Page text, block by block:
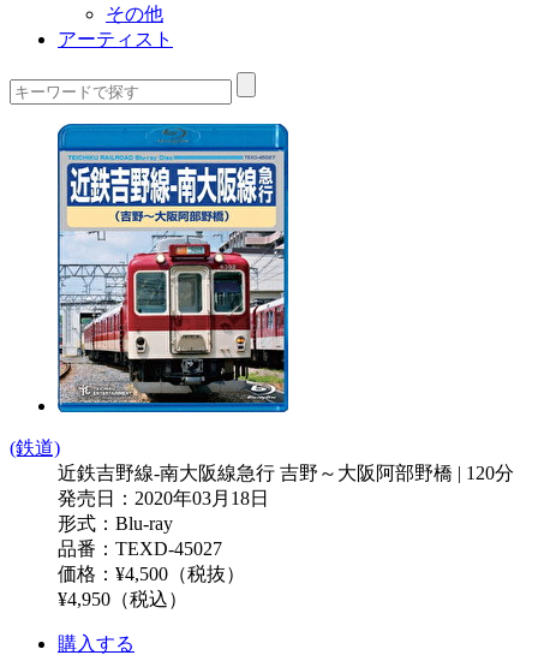
その他
アーティスト
(鉄道)
近鉄吉野線-南大阪線急行 吉野～大阪阿部野橋 | 120分
発売日：2020年03月18日
形式：Blu-ray
品番：TEXD-45027
価格：¥4,500（税抜）
¥4,950（税込）
購入する